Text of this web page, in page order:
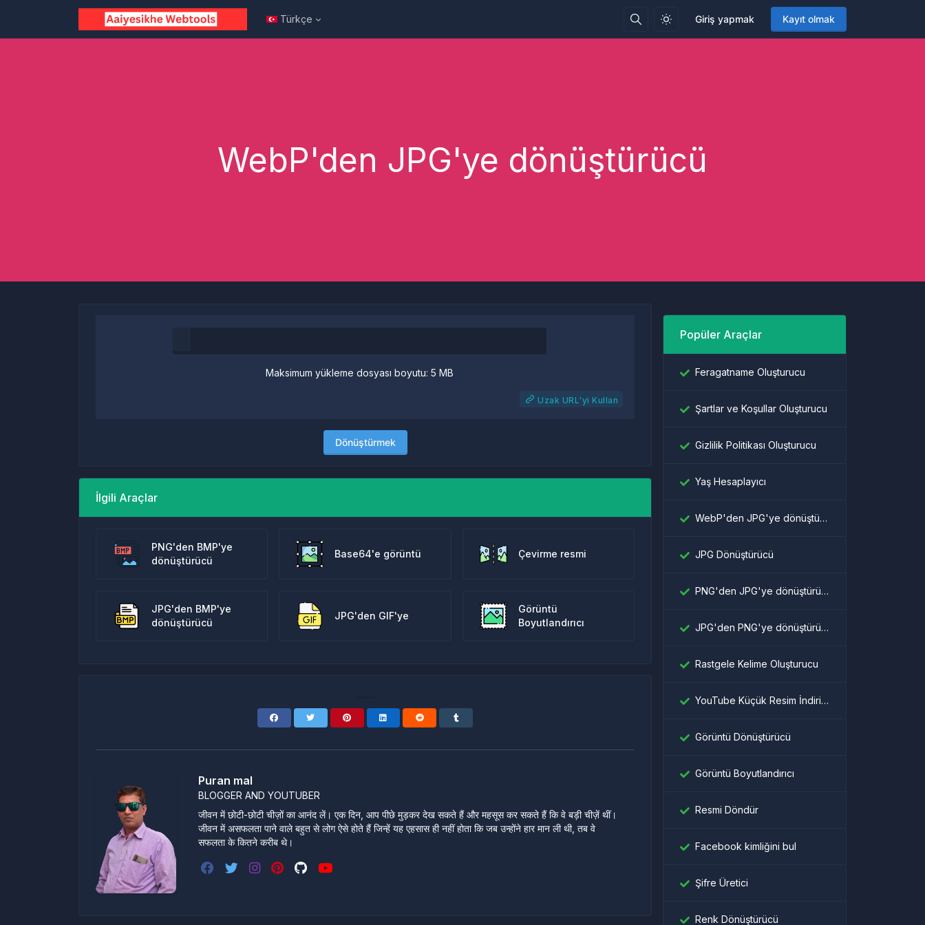
Giriş yapmak Kayıt olmak
Türkçe
WebP'den JPG'ye dönüştürücü
Maksimum yükleme dosyası boyutu: 5 MB
Uzak URL'yi Kullan
Dönüştürmek
İlgili Araçlar
PNG'den BMP'ye
dönüştürücü
Base64'e görüntü Çevirme resmi
JPG'den BMP'ye
dönüştürücü
JPG'den GIF'ye
Görüntü
Boyutlandırıcı
Puran mal
BLOGGER AND YOUTUBER
जीवन में छोटी-छोटी चीज़ों का आनंद लें। एक दिन, आप पीछे मुड़कर देख सकते हैं और महसूस कर सकते हैं कि वे बड़ी चीज़ें थीं।
जीवन में असफलता पाने वाले बहुत से लोग ऐसे होते हैं जिन्हें यह एहसास ही नहीं होता कि जब उन्होंने हार मान ली थी, तब वे
सफलता के कितने करीब थे।
Popüler Araçlar
Feragatname Oluşturucu
Şartlar ve Koşullar Oluşturucu
Gizlilik Politikası Oluşturucu
Yaş Hesaplayıcı
WebP'den JPG'ye dönüştürücü
JPG Dönüştürücü
PNG'den JPG'ye dönüştürücü
JPG'den PNG'ye dönüştürücü
Rastgele Kelime Oluşturucu
YouTube Küçük Resim İndiricisi
Görüntü Dönüştürücü
Görüntü Boyutlandırıcı
Resmi Döndür
Facebook kimliğini bul
Şifre Üretici
Renk Dönüştürücü